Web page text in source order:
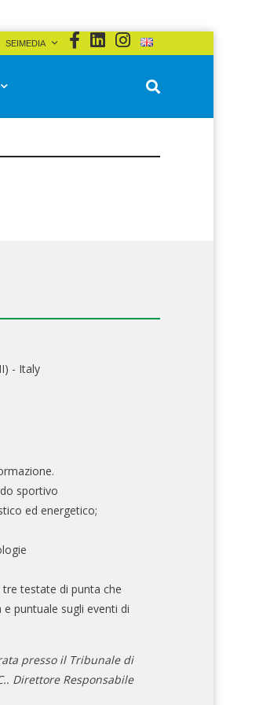
SEIMEDIA
- Italy
sportivo
ed energetico;
tre testate di punta che
puntuale sugli eventi di
presso il Tribunale di
Direttore Responsabile